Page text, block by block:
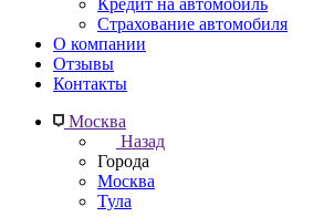
Кредит на автомобиль
Страхование автомобиля
О компании
Отзывы
Контакты
Москва
Назад
Города
Москва
Тула